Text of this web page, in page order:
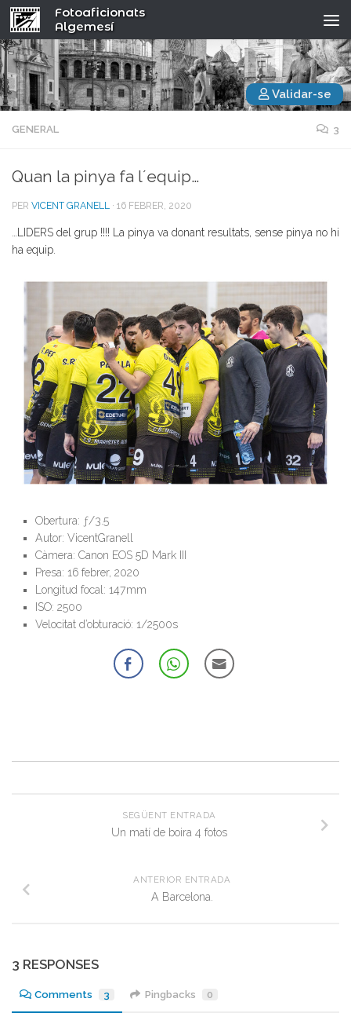
Fotoaficionats
Algemesí
Validar-se
GENERAL 3
Quan la pinya fa l´equip…
PER VICENT GRANELL · 16 FEBRER, 2020
…LIDERS del grup !!!! La pinya va donant resultats, sense pinya no hi
ha equip.
Obertura: ƒ/3.5
Autor: VicentGranell
Càmera: Canon EOS 5D Mark III
Presa: 16 febrer, 2020
Longitud focal: 147mm
ISO: 2500
Velocitat d’obturació: 1/2500s
SEGÜENT ENTRADA
Un matí de boira 4 fotos
ANTERIOR ENTRADA
A Barcelona.
3 RESPONSES
Comments 3 Pingbacks 0